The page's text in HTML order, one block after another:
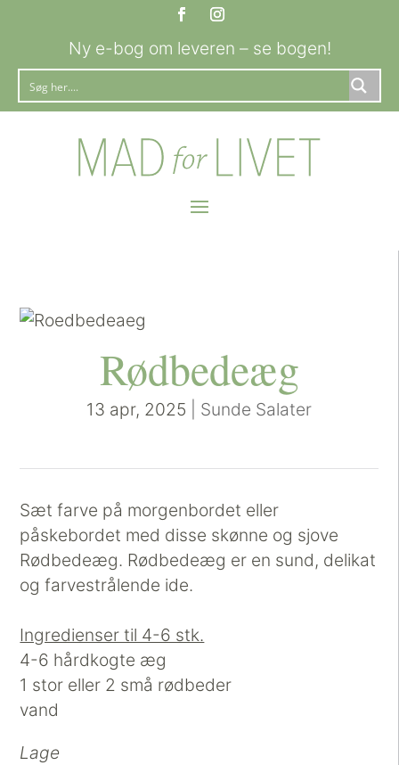
Ny e-bog om leveren – se bogen!
Rødbedeæg
13 apr, 2025 Sunde Salater
Sæt farve på morgenbordet eller
påskebordet med disse skønne og sjove
Rødbedeæg. Rødbedeæg er en sund, delikat
og farvestrålende ide.
Ingredienser til 4-6 stk.
4-6 hårdkogte æg
1 stor eller 2 små rødbeder
vand
Lage